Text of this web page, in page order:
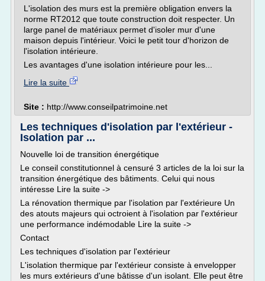
L'isolation des murs est la première obligation envers la
norme RT2012 que toute construction doit respecter. Un
large panel de matériaux permet d'isoler mur d'une
maison depuis l'intérieur. Voici le petit tour d'horizon de
l'isolation intérieure.
Les avantages d'une isolation intérieure pour les...
Lire la suite
Site : http://www.conseilpatrimoine.net
Les techniques d'isolation par l'extérieur -
Isolation par ...
Nouvelle loi de transition énergétique
Le conseil constitutionnel à censuré 3 articles de la loi sur la
transition énergétique des bâtiments. Celui qui nous
intéresse Lire la suite ->
La rénovation thermique par l'isolation par l'extérieure Un
des atouts majeurs qui octroient à l'isolation par l'extérieur
une performance indémodable Lire la suite ->
Contact
Les techniques d'isolation par l'extérieur
L'isolation thermique par l'extérieur consiste à envelopper
les murs extérieurs d'une bâtisse d'un isolant. Elle peut être